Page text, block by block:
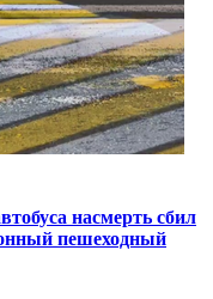
насмерть сбил
пешеходный